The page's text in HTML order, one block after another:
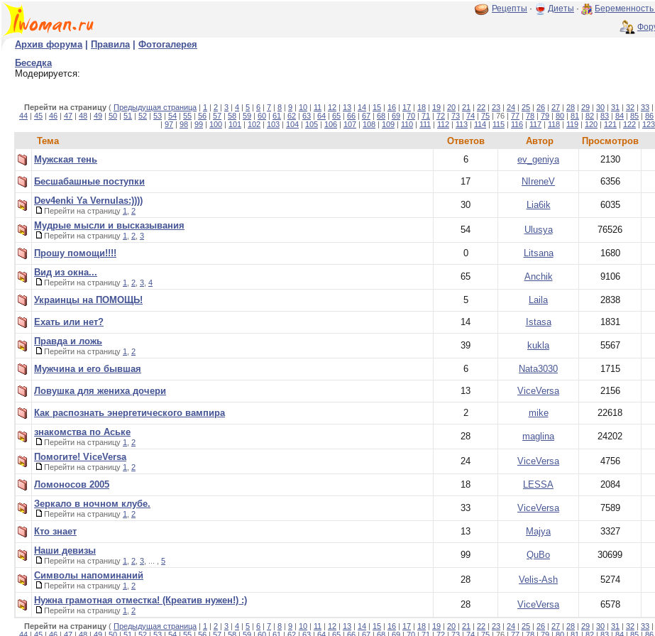
Рецепты · Диеты ·
Архив форума| Правила| Фотогалерея
Беседка
Модерируется:
Перейти на страницу ( Предыдущая страница | 1 | 2 | 3 | 4 | 5 | 6 | 7 | 8 | 9 | 10 | 11 | 12 | 13 | 14 | 15 | 16 | 17 | 18 | 19 | 20 | 21 | 22 | 23 | 24 | 25 | 26 | 27 | 28 | 29 | 30 | 31 | 32 | 33 |
44 | 45 | 46 | 47 | 48 | 49 | 50 | 51 | 52 | 53 | 54 | 55 | 56 | 57 | 58 | 59 | 60 | 61 | 62 | 63 | 64 | 65 | 66 | 67 | 68 | 69 | 70 | 71 | 72 | 73 | 74 | 75 | 76 | 77 | 78 | 79 | 80 | 81 | 82 | 83 | 84 | 85 | 86
| 97 | 98 | 99 | 100 | 101 | 102 | 103 | 104 | 105 | 106 | 107 | 108 | 109 | 110 | 111 | 112 | 113 | 114 | 115 | 116 | 117 | 118 | 119 | 120 | 121 | 122 | 123
Тема Ответов Автор Просмотров
Мужская тень
6 ev_geniya 2130
Бесшабашные поступки 17 NIreneV 6356
Dev4enki Ya Vernulas:))))
Перейти на страницу 1 2
30 Lia6ik 6035
Мудрые мысли и высказывания
Перейти на страницу 1 2 3
54 Ulusya 76526
Прошу помощи!!!! 0 Litsana 1680
Вид из окна...
Перейти на страницу 1 2 3 4
65 Anchik 9106
Украинцы на ПОМОЩЬ! 5 Laila 2838
Ехать или нет? 14 Istasa 1831
Правда и ложь
Перейти на страницу 1 2
39 kukla 5567
Мужчина и его бывшая 6 Nata3030 1715
Ловушка для жениха дочери 13 ViceVersa 2156
Как распознать энергетического вампира 2 mike 22618
знакомства по Аське
Перейти на страницу 1 2
28 maglina 24202
Помогите! ViceVersa
Перейти на страницу 1 2
24 ViceVersa 4756
Ломоносов 2005 18 LESSA 2084
Зеркало в ночном клубе.
Перейти на страницу 1 2
33 ViceVersa 7589
Кто знает 13 Majya 3327
Наши девизы
Перейти на страницу 1 2 3 5
99 QuBo 30699
Символы напоминаний
Перейти на страницу 1 2
28 Velis-Ash 5274
Нужна грамотная отместка! (Креатив нужен!) :)
Перейти на страницу 1 2
28 ViceVersa 6578
Перейти на страницу ( Предыдущая страница | 1 | 2 | 3 | 4 | 5 | 6 | 7 | 8 | 9 | 10 | 11 | 12 | 13 | 14 | 15 | 16 | 17 | 18 | 19 | 20 | 21 | 22 | 23 | 24 | 25 | 26 | 27 | 28 | 29 | 30 | 31 | 32 | 33 |